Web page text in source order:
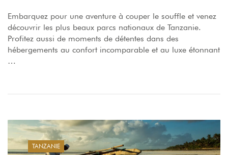
Embarquez pour une aventure à couper le souffle et venez
découvrir les plus beaux parcs nationaux de Tanzanie.
Profitez aussi de moments de détentes dans des
hébergements au confort incomparable et au luxe étonnant
…
TANZANIE